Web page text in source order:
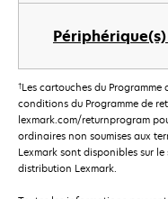
†Les cartouches du Programme
conditions du Programme de
lexmark.com/returnprogram
ordinaires non soumises aux
Lexmark sont disponibles sur
distribution Lexmark.